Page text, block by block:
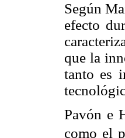
Según
efecto
que la
tanto es
Pavón e
como el